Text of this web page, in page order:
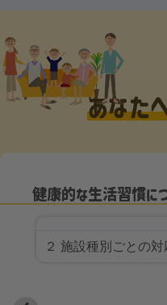
あなた
健康的な生活習慣に